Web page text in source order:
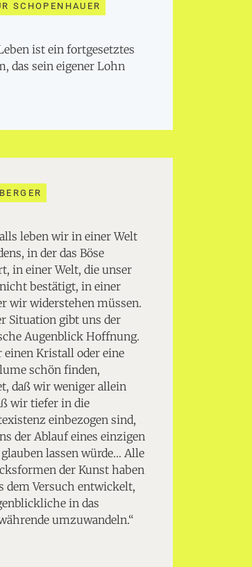
SCHOPENHAUER
ist ein fortgesetztes
das sein eigener Lohn
leben wir in einer Welt
in der das Böse
in einer Welt, die unser
bestätigt, in einer
wir widerstehen müssen.
Situation gibt uns der
Augenblick Hoffnung.
einen Kristall oder eine
schön finden,
daß wir weniger allein
wir tiefer in die
einbezogen sind,
der Ablauf eines einzigen
lassen würde… Alle
der Kunst haben
dem Versuch entwickelt,
in das
umzuwandeln.“